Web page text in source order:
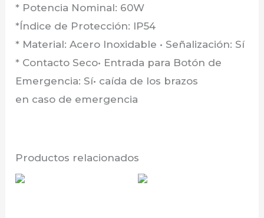
* Potencia Nominal: 60W
*Índice de Protección: IP54
* Material: Acero Inoxidable • Señalización: Sí
* Contacto Seco• Entrada para Botón de
Emergencia: Sí• caída de los brazos
en caso de emergencia
Productos relacionados